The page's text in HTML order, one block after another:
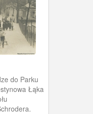
do Parku
Łąka